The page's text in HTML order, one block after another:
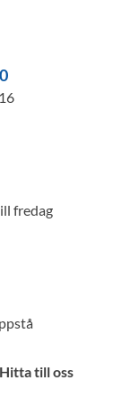
fredag
Hitta till oss